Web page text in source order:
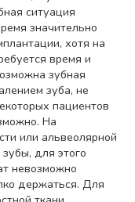
ситуация
значительно
хотя на
время и
зубная
зуба, не
пациентов
На
или альвеолярной
для этого
невозможно
держаться. Для